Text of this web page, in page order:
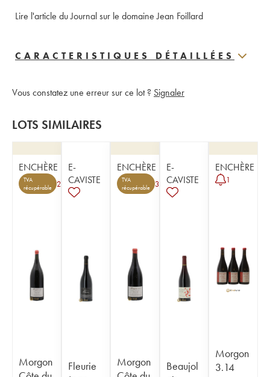
Lire l'article du Journal sur le domaine Jean Foillard
CARACTERISTIQUES DÉTAILLÉES
Vous constatez une erreur sur ce lot ? Signaler
LOTS SIMILAIRES
ENCHÈRE
TVA
récupérable
2
Morgon
E-
CAVISTE
Fleurie
ENCHÈRE
TVA
récupérable
3
Morgon
E-
CAVISTE
Beaujol
ENCHÈRE
1
Morgon
3.14